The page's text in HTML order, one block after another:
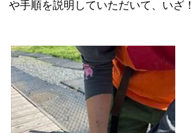
や手順を説明していただいて、いざ！